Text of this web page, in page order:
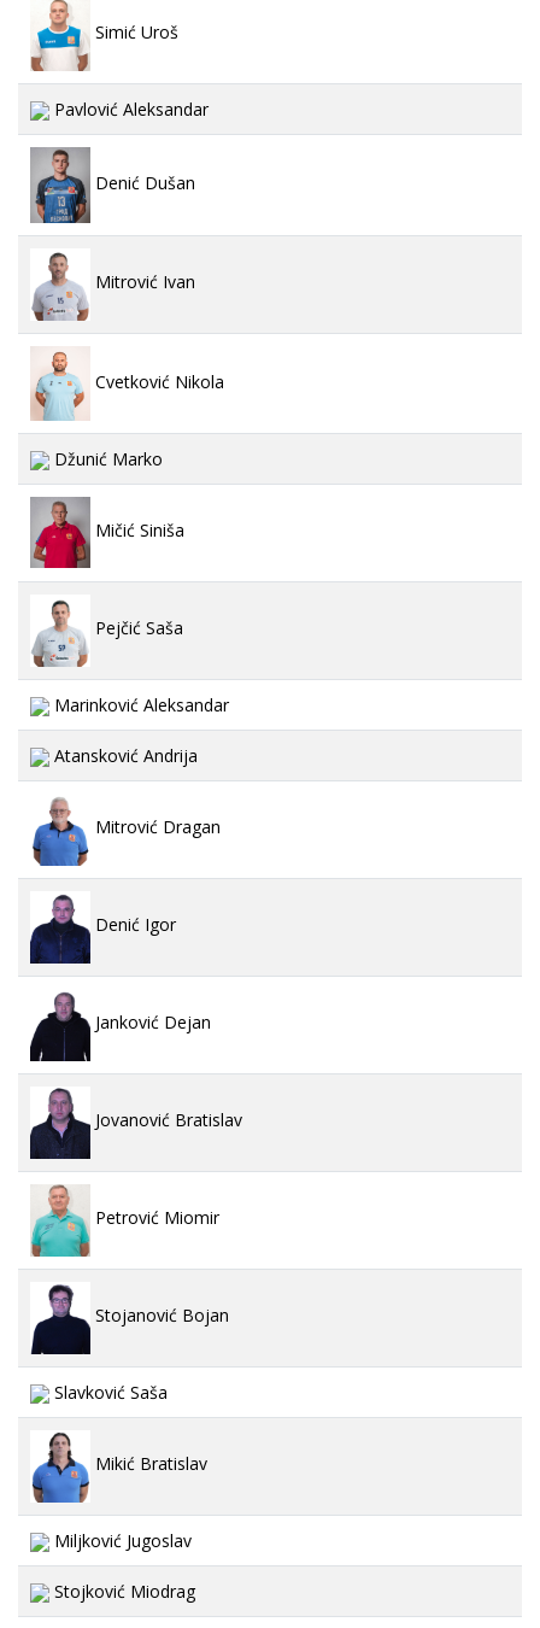
Simić Uroš
Pavlović Aleksandar
Denić Dušan
Mitrović Ivan
Cvetković Nikola
Džunić Marko
Mičić Siniša
Pejčić Saša
Marinković Aleksandar
Atansković Andrija
Mitrović Dragan
Denić Igor
Janković Dejan
Jovanović Bratislav
Petrović Miomir
Stojanović Bojan
Slavković Saša
Mikić Bratislav
Miljković Jugoslav
Stojković Miodrag